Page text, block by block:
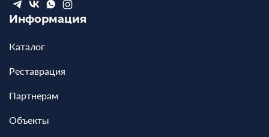
Информация
Каталог
Реставрация
Партнерам
Объекты